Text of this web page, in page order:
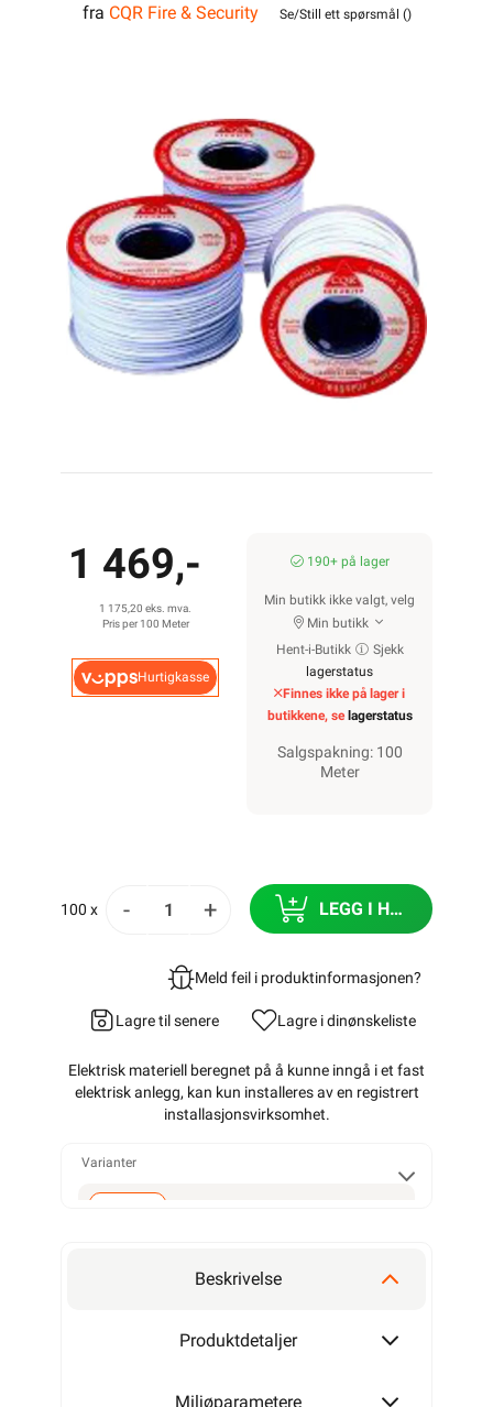
leder
fra CQR Fire & Security Se/Still ett spørsmål ()
1 469,-
1 175,20 eks. mva.
Pris per 100 Meter
Hurtigkasse
190+ på lager
Min butikk ikke valgt, velg
Min butikk
Hent-i-Butikk
Sjekk
lagerstatus
Finnes ikke på lager i
butikkene, se lagerstatus
Salgspakning: 100
Meter
100 x - + LEGG I HANDLEKURV
Meld feil i produktinformasjonen?
Lagre til senere Lagre i dinønskeliste
Elektrisk materiell beregnet på å kunne inngå i et fast
elektrisk anlegg, kan kun installeres av en registrert
installasjonsvirksomhet.
Varianter
Alarmkabel skjermet 6 leder
Beskrivelse
Produktdetaljer
Miljøparametere